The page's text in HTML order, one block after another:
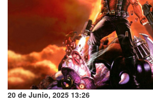
20 de Junio, 2025 13:26